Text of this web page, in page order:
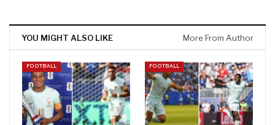
YOU MIGHT ALSO LIKE More From Author
FOOTBALL FOOTBALL